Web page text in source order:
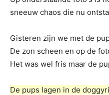
sneeuw chaos die nu
Gisteren zijn we met de
De zon scheen en op de
Het was wel fris maar de
De pups lagen in de